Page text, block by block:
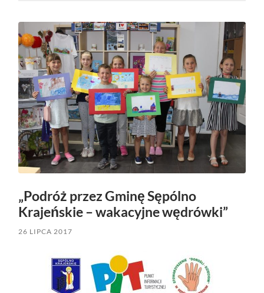
„Podróż przez Gminę Sępólno
Krajeńskie – wakacyjne wędrówki”
26 LIPCA 2017